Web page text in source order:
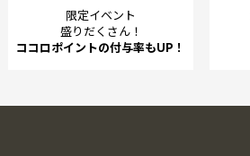
限定イベント
盛りだくさん！
ココロポイントの付与率もUP！